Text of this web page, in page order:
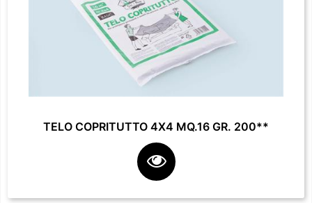
TELO COPRITUTTO 4X4 MQ.16 GR. 200**